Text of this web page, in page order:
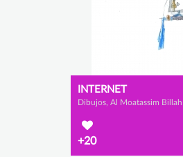
INTERNET
Dibujos, Al Moatassim Billah
+20